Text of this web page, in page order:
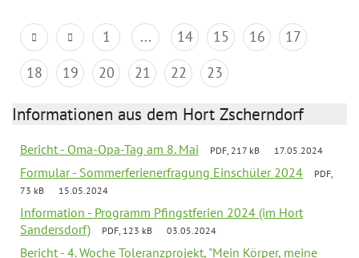
1 ... 14 15 16
17
18
19 20 21 22 23
Informationen aus dem Hort Zscherndorf
Bericht - Oma-Opa-Tag am 8. Mai PDF, 217 kB 17.05.2024
Formular - Sommerferienerfragung Einschüler 2024
PDF,
73 kB
15.05.2024
Information - Programm Pfingstferien 2024 (im Hort
Sandersdorf)
PDF, 123 kB 03.05.2024
Bericht - 4. Woche Toleranzprojekt, "Mein Körper, meine